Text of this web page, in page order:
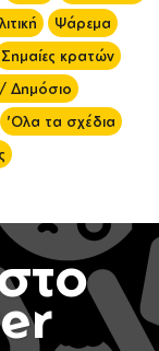
Ψάρεμα
Σημαίες κρατών
Δημόσιο
'Ολα τα σχέδια